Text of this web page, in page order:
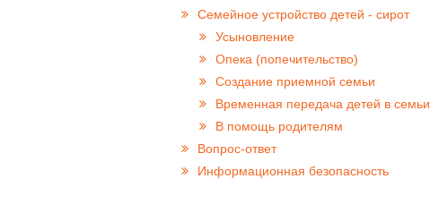
Семейное устройство детей - сирот
Усыновление
Опека (попечительство)
Создание приемной семьи
Временная передача детей в семьи
В помощь родителям
Вопрос-ответ
Информационная безопасность